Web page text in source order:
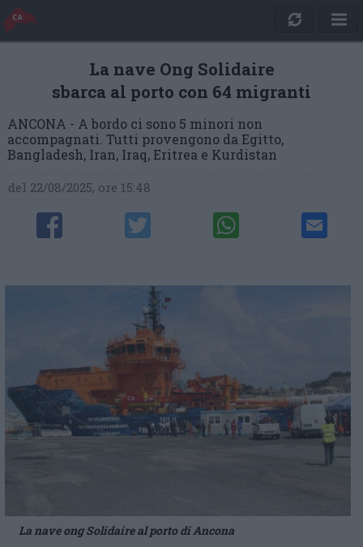
La nave Ong Solidaire
sbarca al porto con 64 migranti
ANCONA - A bordo ci sono 5 minori non
accompagnati. Tutti provengono da Egitto,
Bangladesh, Iran, Iraq, Eritrea e Kurdistan
del 22/08/2025, ore 15:48
La nave ong Solidaire al porto di Ancona